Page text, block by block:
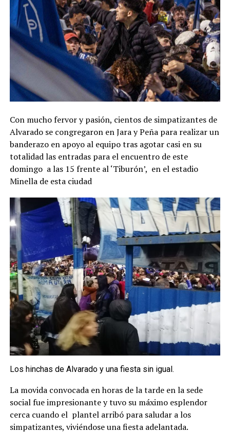
Con mucho fervor y pasión, cientos de simpatizantes de
Alvarado se congregaron en Jara y Peña para realizar un
banderazo en apoyo al equipo tras agotar casi en su
totalidad las entradas para el encuentro de este
domingo a las 15 frente al ‘Tiburón’, en el estadio
Minella de esta ciudad
Los hinchas de Alvarado y una fiesta sin igual.
La movida convocada en horas de la tarde en la sede
social fue impresionante y tuvo su máximo esplendor
cerca cuando el plantel arribó para saludar a los
simpatizantes, viviéndose una fiesta adelantada.